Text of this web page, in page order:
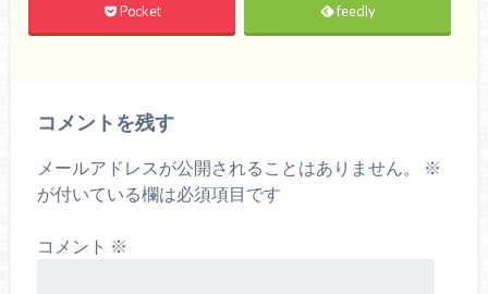
Pocket feedly
コメントを残す
メールアドレスが公開されることはありません。
※
が付いている欄は必須項目です
コメント ※